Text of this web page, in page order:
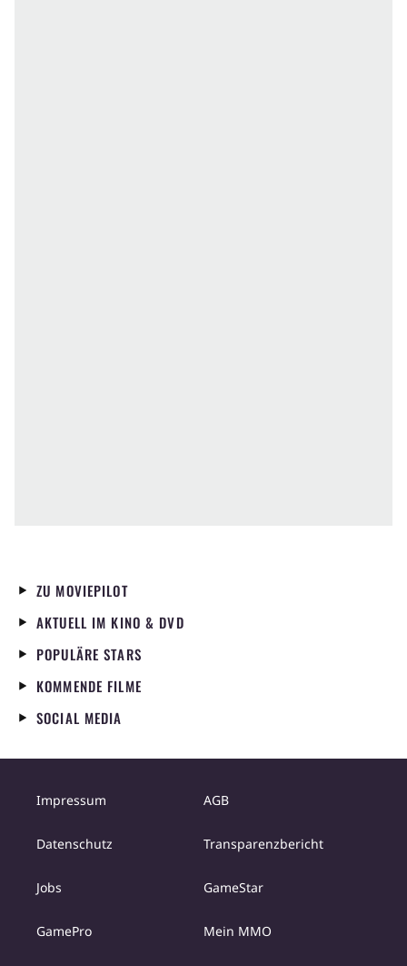
ZU MOVIEPILOT
AKTUELL IM KINO & DVD
POPULÄRE STARS
KOMMENDE FILME
SOCIAL MEDIA
Impressum AGB
Datenschutz Transparenzbericht
Jobs GameStar
GamePro Mein MMO